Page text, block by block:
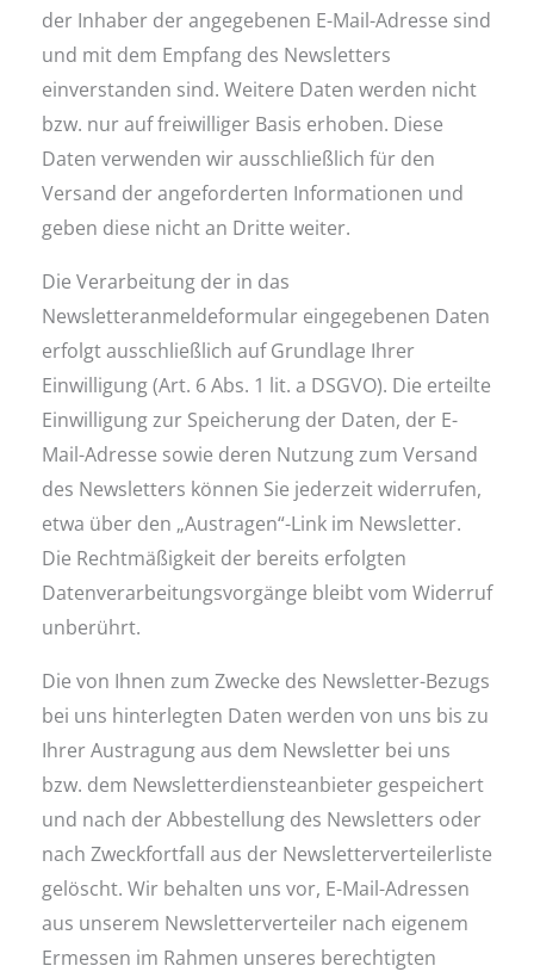
der Inhaber der angegebenen E-Mail-Adresse sind
und mit dem Empfang des Newsletters
einverstanden sind. Weitere Daten werden nicht
bzw. nur auf freiwilliger Basis erhoben. Diese
Daten verwenden wir ausschließlich für den
Versand der angeforderten Informationen und
geben diese nicht an Dritte weiter.
Die Verarbeitung der in das
Newsletteranmeldeformular eingegebenen Daten
erfolgt ausschließlich auf Grundlage Ihrer
Einwilligung (Art. 6 Abs. 1 lit. a DSGVO). Die erteilte
Einwilligung zur Speicherung der Daten, der E-
Mail-Adresse sowie deren Nutzung zum Versand
des Newsletters können Sie jederzeit widerrufen,
etwa über den „Austragen“-Link im Newsletter.
Die Rechtmäßigkeit der bereits erfolgten
Datenverarbeitungsvorgänge bleibt vom Widerruf
unberührt.
Die von Ihnen zum Zwecke des Newsletter-Bezugs
bei uns hinterlegten Daten werden von uns bis zu
Ihrer Austragung aus dem Newsletter bei uns
bzw. dem Newsletterdiensteanbieter gespeichert
und nach der Abbestellung des Newsletters oder
nach Zweckfortfall aus der Newsletterverteilerliste
gelöscht. Wir behalten uns vor, E-Mail-Adressen
aus unserem Newsletterverteiler nach eigenem
Ermessen im Rahmen unseres berechtigten